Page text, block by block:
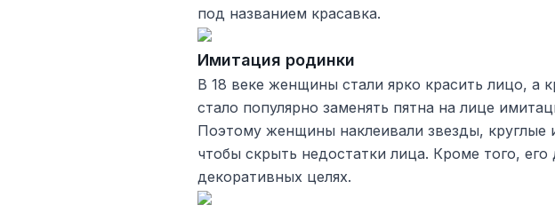
под названием красавка.
Имитация родинки
В 18 веке женщины стали ярко красить лицо, а
стало популярно заменять пятна на лице
Поэтому женщины наклеивали звезды, круглые
чтобы скрыть недостатки лица. Кроме того,
декоративных целях.